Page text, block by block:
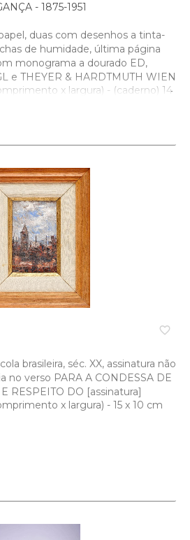
- 1875-1951
duas com desenhos a tinta-
de humidade, última página
monograma a dourado ED,
e THEYER & HARDTMUTH WIEN
x largura) - (caderno) 14
favorite_border
brasileira, séc. XX, assinatura não
no verso PARA A CONDESSA DE
RESPEITO DO [assinatura]
x largura) - 15 x 10 cm